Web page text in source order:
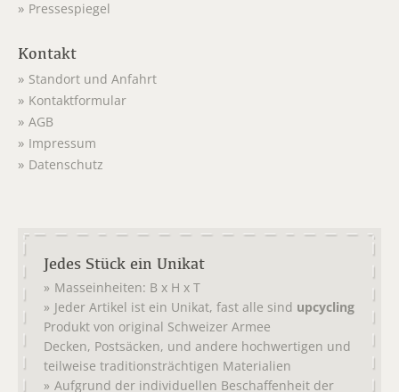
Pressespiegel
Kontakt
Standort und Anfahrt
Kontaktformular
AGB
Impressum
Datenschutz
Jedes Stück ein Unikat
Masseinheiten: B x H x T
Jeder Artikel ist ein Unikat, fast alle sind upcycling
Produkt von original Schweizer Armee
Decken, Postsäcken, und andere hochwertigen und
teilweise traditionsträchtigen Materialien
Aufgrund der individuellen Beschaffenheit der